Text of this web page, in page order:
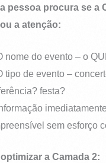
pessoa procura se a
a atenção:
nome do evento – o
tipo de evento –
festa?
imediatamente
sem esforço
a Camada 2: